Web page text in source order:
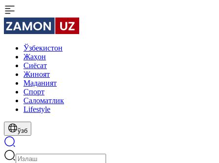
Ўзбекистон
Жаҳон
Сиёсат
Жиноят
Маданият
Спорт
Cаломатлик
Lifestyle
ўзб